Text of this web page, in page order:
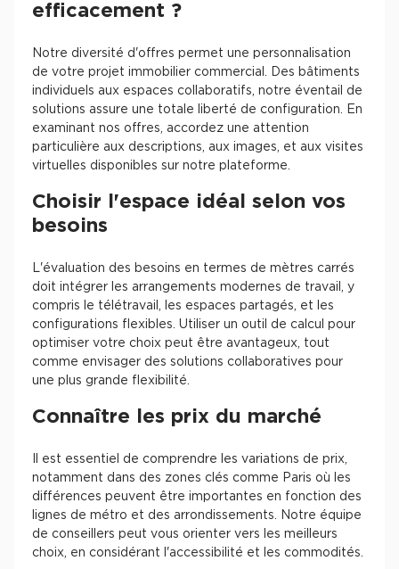
efficacement ?
Notre diversité d'offres permet une personnalisation
de votre projet immobilier commercial. Des bâtiments
individuels aux espaces collaboratifs, notre éventail de
solutions assure une totale liberté de configuration. En
examinant nos offres, accordez une attention
particulière aux descriptions, aux images, et aux visites
virtuelles disponibles sur notre plateforme.
Choisir l'espace idéal selon vos
besoins
L'évaluation des besoins en termes de mètres carrés
doit intégrer les arrangements modernes de travail, y
compris le télétravail, les espaces partagés, et les
configurations flexibles. Utiliser un outil de calcul pour
optimiser votre choix peut être avantageux, tout
comme envisager des solutions collaboratives pour
une plus grande flexibilité.
Connaître les prix du marché
Il est essentiel de comprendre les variations de prix,
notamment dans des zones clés comme Paris où les
différences peuvent être importantes en fonction des
lignes de métro et des arrondissements. Notre équipe
de conseillers peut vous orienter vers les meilleurs
choix, en considérant l'accessibilité et les commodités.